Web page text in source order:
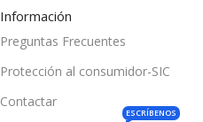
Información
Preguntas Frecuentes
Protección al consumidor-SIC
Contactar
ESCRÍBENOS